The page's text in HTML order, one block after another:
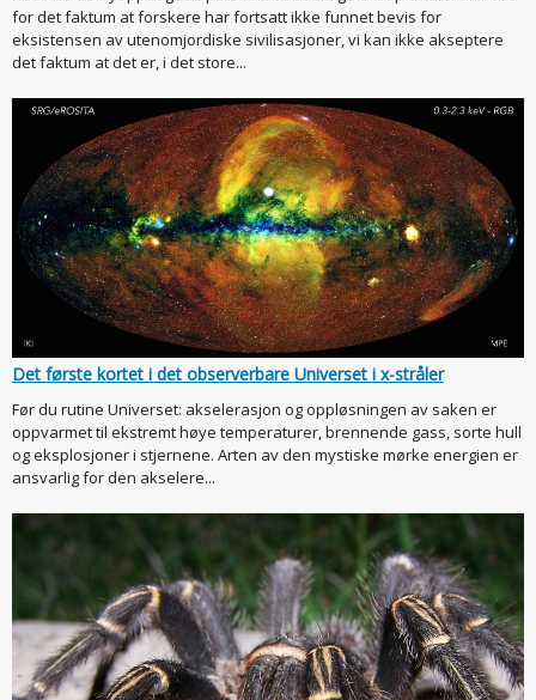
for det faktum at forskere har fortsatt ikke funnet bevis for
eksistensen av utenomjordiske sivilisasjoner, vi kan ikke akseptere
det faktum at det er, i det store...
Det første kortet i det observerbare Universet i x-stråler
Før du rutine Universet: akselerasjon og oppløsningen av saken er
oppvarmet til ekstremt høye temperaturer, brennende gass, sorte hull
og eksplosjoner i stjernene. Arten av den mystiske mørke energien er
ansvarlig for den akselere...